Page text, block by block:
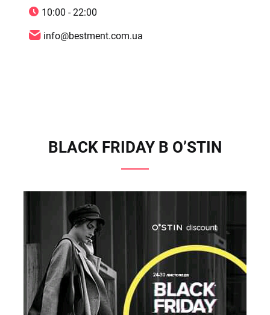
10:00 - 22:00
info@bestment.com.ua
BLACK FRIDAY В O’STIN